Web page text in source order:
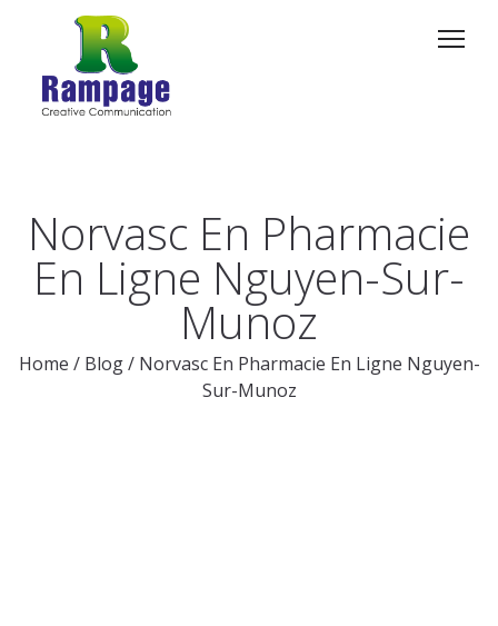
Norvasc En Pharmacie
En Ligne Nguyen-Sur-
Munoz
Home / Blog /Norvasc En Pharmacie En Ligne Nguyen-
Sur-Munoz